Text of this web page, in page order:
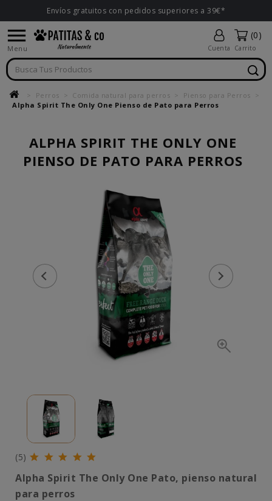
Envíos gratuitos con pedidos superiores a 39€*

Menu Cuenta
(0)
Carrito
Perros Comida natural para perros
Pienso para Perros
Alpha Spirit The Only One Pienso de Pato para Perros
ALPHA SPIRIT THE ONLY ONE
PIENSO DE PATO PARA PERROS
(5)
Alpha Spirit The Only One Pato, pienso natural
para perros